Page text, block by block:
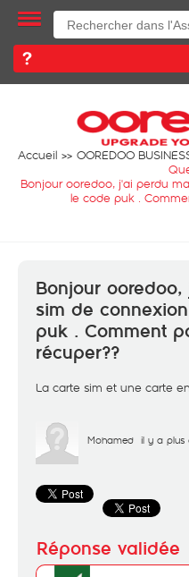
Accueil
OOREDOO
Bonjour ooredoo, j'ai perdu
le code puk .
Bonjour
sim de
puk . Comment
récuper??
La carte sim et une carte
Mohamed il y a plus